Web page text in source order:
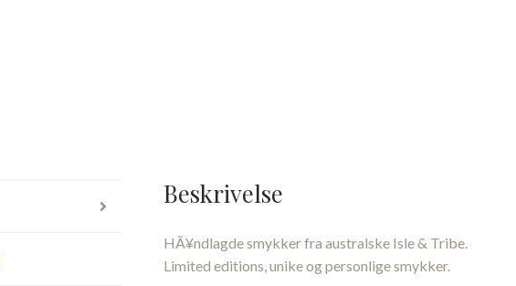
Beskrivelse
HÃ¥ndlagde smykker fra australske Isle & Tribe.
Limited editions, unike og personlige smykker.